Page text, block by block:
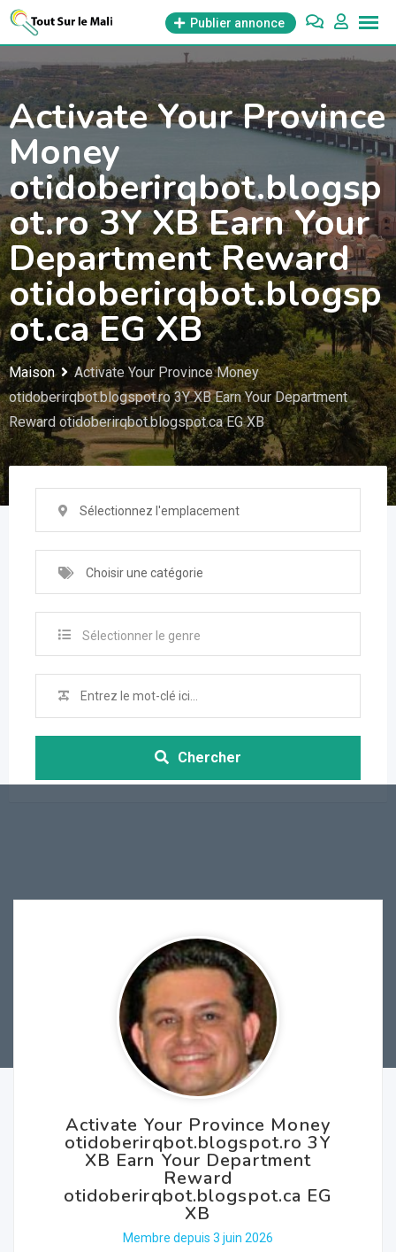
Aller
contenu
Publier annonce
Activate Your Province
Money
otidoberirqbot.blogsp
ot.ro 3Y XB Earn Your
Department Reward
otidoberirqbot.blogsp
ot.ca EG XB
Maison
Activate Your Province Money
otidoberirqbot.blogspot.ro 3Y XB Earn Your Department
Reward otidoberirqbot.blogspot.ca EG XB
Sélectionnez l'emplacement
Choisir une catégorie
Sélectionner le genre
Chercher
Activate Your Province Money
otidoberirqbot.blogspot.ro 3Y
XB Earn Your Department
Reward
otidoberirqbot.blogspot.ca EG
XB
Membre depuis 3 juin 2026